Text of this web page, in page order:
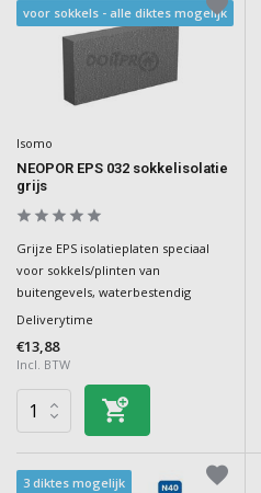
voor sokkels - alle diktes mogelijk
Isomo
NEOPOR EPS 032 sokkelisolatie
grijs
Grijze EPS isolatieplaten speciaal
voor sokkels/plinten van
buitengevels, waterbestendig
Deliverytime
€13,88
Incl. BTW
3 diktes mogelijk